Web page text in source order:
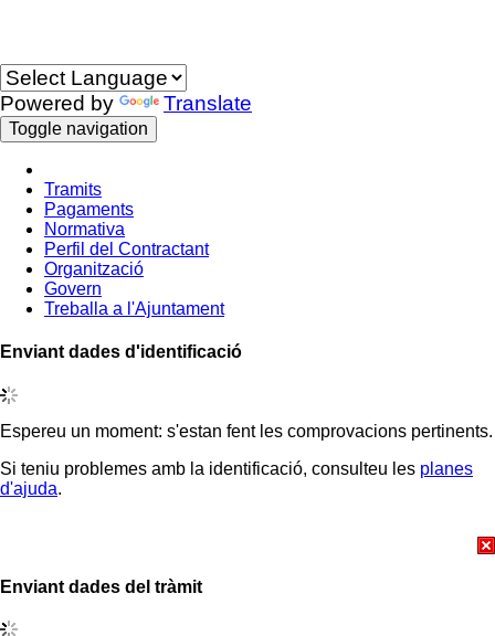
Powered by Translate
Toggle navigation
Tramits
Pagaments
Normativa
Perfil del Contractant
Organització
Govern
Treballa a l'Ajuntament
Enviant dades d'identificació
Espereu un moment: s'estan fent les comprovacions pertinents.
Si teniu problemes amb la identificació, consulteu les planes
d'ajuda.
Enviant dades del tràmit